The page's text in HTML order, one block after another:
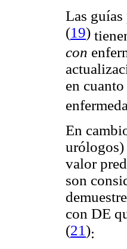
Las
(19)
con
en
En
valor
son
con DE
(21):